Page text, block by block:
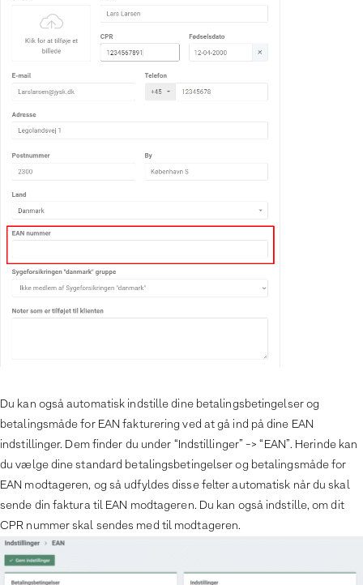
Du kan også automatisk indstille dine betalingsbetingelser og
betalingsmåde for EAN fakturering ved at gå ind på dine EAN
indstillinger. Dem finder du under “Indstillinger” -> “EAN”. Herinde kan
du vælge dine standard betalingsbetingelser og betalingsmåde for
EAN modtageren, og så udfyldes disse felter automatisk når du skal
sende din faktura til EAN modtageren. Du kan også indstille, om dit
CPR nummer skal sendes med til modtageren.